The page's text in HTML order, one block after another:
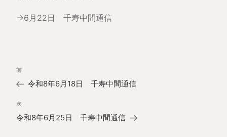
→6月22日 千寿中間通信
稿
ナ
ゲ
シ
過
去
の
投
稿
前
令和8年6月18日 千寿中間通信
次
の
投
次
令和8年6月25日 千寿中間通信